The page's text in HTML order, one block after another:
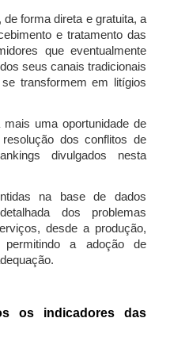
forma direta e gratuita, a
e tratamento das
que eventualmente
seus canais tradicionais
transformem em litígios
uma oportunidade de
dos conflitos de
divulgados nesta
na base de dados
dos problemas
desde a produção,
permitindo a adoção de
os indicadores das